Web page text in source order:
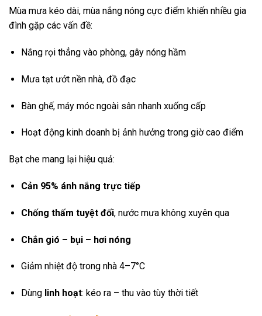
Mùa mưa kéo dài, mùa nắng nóng cực điểm khiến nhiều gia
đình gặp các vấn đề:
Nắng rọi thẳng vào phòng, gây nóng hầm
Mưa tạt ướt nền nhà, đồ đạc
Bàn ghế, máy móc ngoài sân nhanh xuống cấp
Hoạt động kinh doanh bị ảnh hưởng trong giờ cao điểm
Bạt che mang lại hiệu quả:
Cản 95% ánh nắng trực tiếp
Chống thấm tuyệt đối, nước mưa không xuyên qua
Chắn gió – bụi – hơi nóng
Giảm nhiệt độ trong nhà 4–7°C
Dùng linh hoạt: kéo ra – thu vào tùy thời tiết